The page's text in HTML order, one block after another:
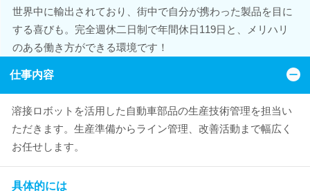
世界中に輸出されており、街中で自分が携わった製品を目に
する喜びも。完全週休二日制で年間休日119日と、メリハリ
のある働き方ができる環境です！
仕事内容
溶接ロボットを活用した自動車部品の生産技術管理を担当い
ただきます。生産準備からライン管理、改善活動まで幅広く
お任せします。
具体的には